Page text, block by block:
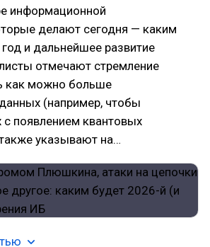
информационной
делают сегодня — каким
и дальнейшее развитие
отмечают стремление
как можно больше
(например, чтобы
появлением квантовых
указывают на…